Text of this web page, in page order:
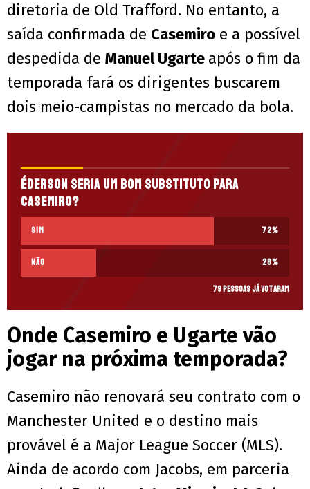
diretoria de Old Trafford. No entanto, a
saída confirmada de Casemiro e a possível
despedida de Manuel Ugarte após o fim da
temporada fará os dirigentes buscarem
dois meio-campistas no mercado da bola.
Éderson seria um bom substituto para
Casemiro?
Sim 72%
Não 28%
79 pessoas já votaram
Onde Casemiro e Ugarte vão
jogar na próxima temporada?
Casemiro não renovará seu contrato com o
Manchester United e o destino mais
provável é a Major League Soccer (MLS).
Ainda de acordo com Jacobs, em parceria